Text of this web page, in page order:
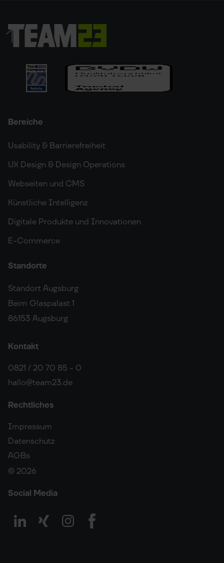
Bereiche
Usability & Barrierefreiheit
UX Design & Design Operations
Webseiten und CMS
Künstliche Intelligenz
Digitale Produkte und Innovationen
E-Commerce
Standorte
Standort Augsburg
Beim Glaspalast 1
86153 Augsburg
Kontakt
0821 / 20 70 85 - 0
hallo@team23.de
Rechtliches
Impressum
Datenschutz
AGBs
© 2026
Social Media